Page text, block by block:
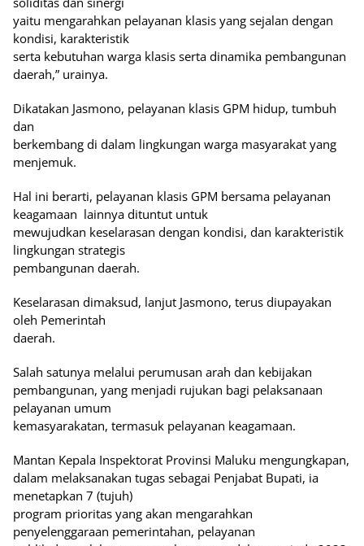
yaitu mengarahkan pelayanan klasis yang sejalan dengan
kondisi, karakteristik
serta kebutuhan warga klasis serta dinamika pembangunan
daerah,” urainya.
Dikatakan Jasmono, pelayanan klasis GPM hidup, tumbuh
dan
berkembang di dalam lingkungan warga masyarakat yang
menjemuk.
Hal ini berarti, pelayanan klasis GPM bersama pelayanan
keagamaan lainnya dituntut untuk
mewujudkan keselarasan dengan kondisi, dan karakteristik
lingkungan strategis
pembangunan daerah.
Keselarasan dimaksud, lanjut Jasmono, terus diupayakan
oleh Pemerintah
daerah.
Salah satunya melalui perumusan arah dan kebijakan
pembangunan, yang menjadi rujukan bagi pelaksanaan
pelayanan umum
kemasyarakatan, termasuk pelayanan keagamaan.
Mantan Kepala Inspektorat Provinsi Maluku mengungkapan,
dalam melaksanakan tugas sebagai Penjabat Bupati, ia
menetapkan 7 (tujuh)
program prioritas yang akan mengarahkan
penyelenggaraan pemerintahan, pelayanan